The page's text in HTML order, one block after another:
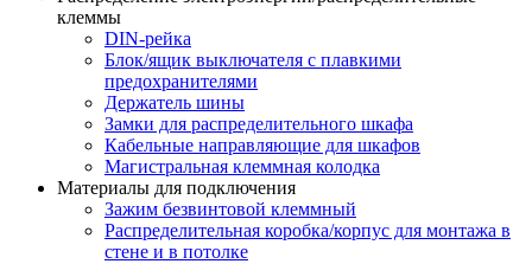
клеммы
DIN-рейка
Блок/ящик выключателя с плавкими
предохранителями
Держатель шины
Замки для распределительного шкафа
Кабельные направляющие для шкафов
Магистральная клеммная колодка
Материалы для подключения
Зажим безвинтовой клеммный
Распределительная коробка/корпус для монтажа в
стене и в потолке